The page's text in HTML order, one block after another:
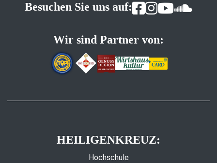
Besuchen Sie uns auf:
Wir sind Partner von:
HEILIGENKREUZ:
Hochschule